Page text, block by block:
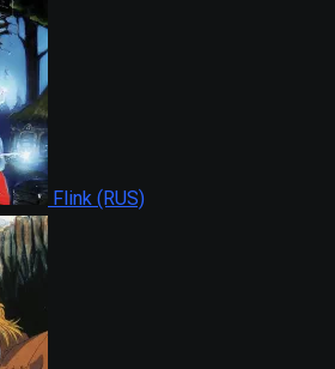
Flink (RUS)